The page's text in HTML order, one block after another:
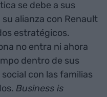
se debe a sus
alianza con Renault
estratégicos.
no entra ni ahora
dentro de sus
con las familias
Business is